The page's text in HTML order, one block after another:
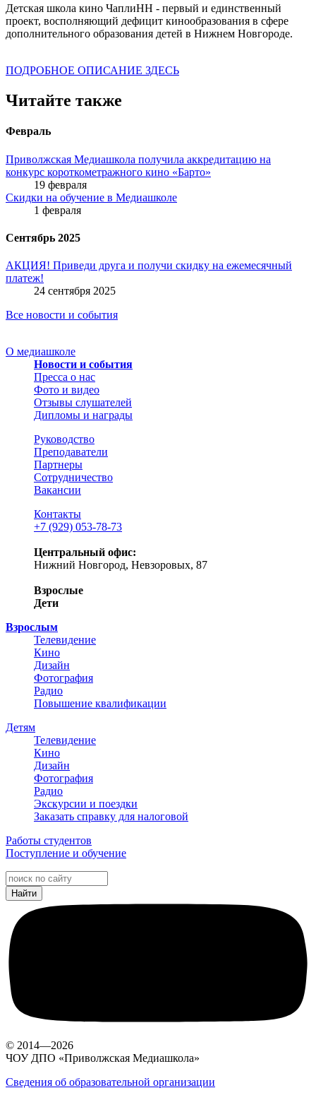
Детская школа кино ЧаплиНН - первый и единственный
проект, восполняющий дефицит кинообразования в сфере
дополнительного образования детей в Нижнем Новгороде.
ПОДРОБНОЕ ОПИСАНИЕ ЗДЕСЬ
Читайте также
Февраль
Приволжская Медиашкола получила аккредитацию на
конкурс короткометражного кино «Барто»
19 февраля
Скидки на обучение в Медиашколе
1 февраля
Сентябрь 2025
АКЦИЯ! Приведи друга и получи скидку на ежемесячный
платеж!
24 сентября 2025
Все новости и события
О медиашколе
Новости и события
Пресса о нас
Фото и видео
Отзывы слушателей
Дипломы и награды
Руководство
Преподаватели
Партнеры
Сотрудничество
Вакансии
Контакты
+7 (929) 053-78-73
Центральный офис:
Нижний Новгород, Невзоровых, 87
Взрослые
Дети
Взрослым
Телевидение
Кино
Дизайн
Фотография
Радио
Повышение квалификации
Детям
Телевидение
Кино
Дизайн
Фотография
Радио
Экскурсии и поездки
Заказать справку для налоговой
Работы студентов
Поступление и обучение
© 2014—2026
ЧОУ ДПО «Приволжская Медиашкола»
Сведения об образовательной организации